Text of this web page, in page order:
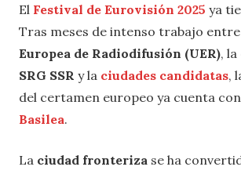
El Festival de Eurovisión 2025 ya
Tras meses de intenso trabajo
Europea de Radiodifusión (UER), la
SRG SSR y la ciudades candidatas,
del certamen europeo ya cuenta
Basilea.
La ciudad fronteriza se ha